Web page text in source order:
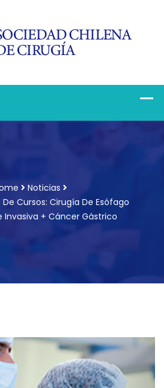
Noticias
De Cursos: Cirugía De Esófago
+ Cáncer Gástrico